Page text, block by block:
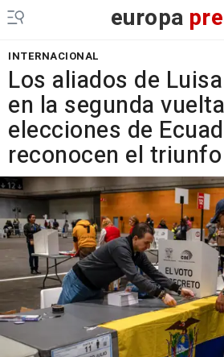
europa
INTERNACIONAL
Los aliados de
en la segunda
elecciones de
reconocen el